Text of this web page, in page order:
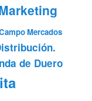
Mercados
de Duero